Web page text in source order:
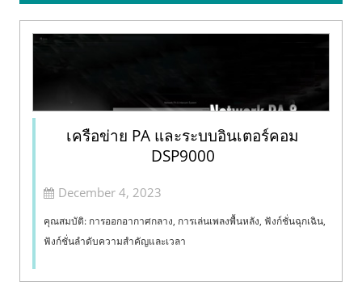
เครือข่าย PA และระบบอินเตอร์คอม
DSP9000
December 4, 2023
คุณสมบัติ: การออกอากาศกลาง, การเล่นเพลงพื้นหลัง, ฟังก์ชั่นฉุกเฉิน,
ฟังก์ชั่นลำดับความสำคัญและเวลา